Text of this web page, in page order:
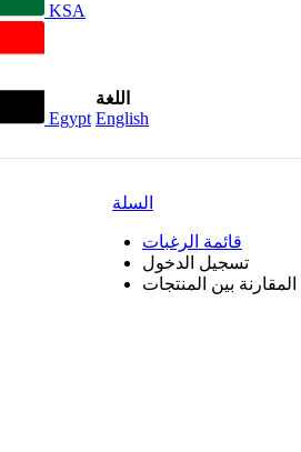
KSA
Egypt
اللغة
English
السلة
قائمة الرغبات
تسجيل الدخول
المقارنة بين المنتجات